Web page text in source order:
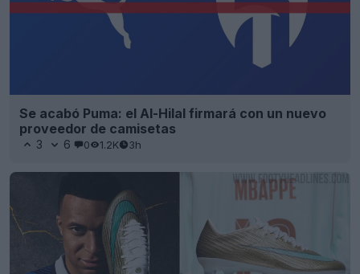
Se acabó Puma: el Al-Hilal firmará con un nuevo
proveedor de camisetas
3 6 0 1.2K 3h